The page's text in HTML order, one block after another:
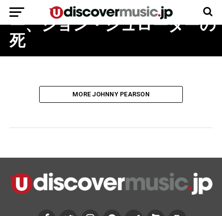
ス・クォーのプロデューサ
ー、ジョン・シュローダーの
死
MORE JOHNNY PEARSON